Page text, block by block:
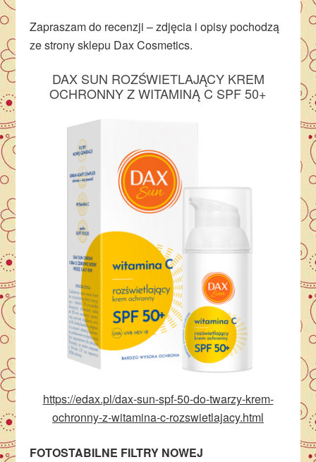
Zapraszam do recenzji – zdjęcia i opisy pochodzą
ze strony sklepu Dax Cosmetics.
DAX SUN ROZŚWIETLAJĄCY KREM
OCHRONNY Z WITAMINĄ C SPF 50+
https://edax.pl/dax-sun-spf-50-do-twarzy-krem-
ochronny-z-witamina-c-rozswietlajacy.html
FOTOSTABILNE FILTRY NOWEJ